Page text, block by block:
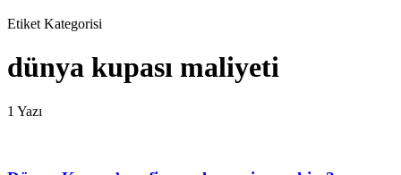
Etiket Kategorisi
dünya kupası maliyeti
1 Yazı